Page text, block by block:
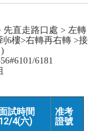
先直走路口處 > 左轉
6樓>右轉再右轉 >接
6181
試時間
4(六)
准考
證號